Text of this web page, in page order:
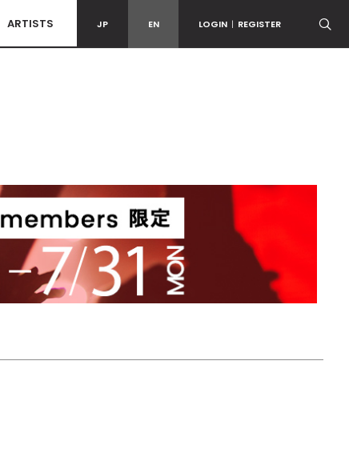
ARTISTS JP EN LOGIN | REGISTER